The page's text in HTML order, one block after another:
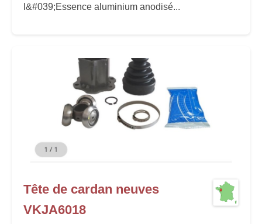
l&#039;Essence aluminium anodisé...
Tête de cardan neuves
VKJA6018